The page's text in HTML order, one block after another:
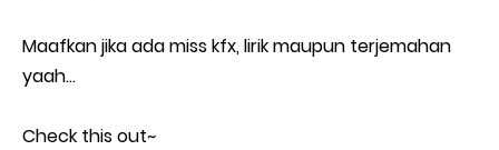
Maafkan jika ada miss kfx, lirik maupun terjemahan
yaah...
Check this out~